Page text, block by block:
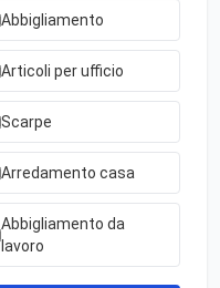
Abbigliamento
Articoli per ufficio
Scarpe
Arredamento casa
Abbigliamento da
lavoro